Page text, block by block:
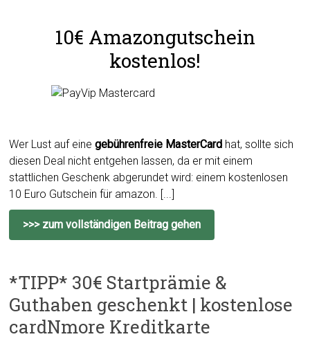
10€ Amazongutschein
kostenlos!
Wer Lust auf einegebührenfreie MasterCard hat, sollte sich
diesen Deal nicht entgehen lassen, da er mit einem
stattlichen Geschenk abgerundet wird: einem kostenlosen
10 Euro Gutschein für amazon. [...]
>>> zum vollständigen Beitrag gehen
*TIPP* 30€ Startprämie &
Guthaben geschenkt | kostenlose
cardNmore Kreditkarte